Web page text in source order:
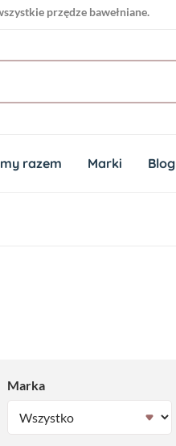
przędze bawełniane.
razem Marki Blog
Marka